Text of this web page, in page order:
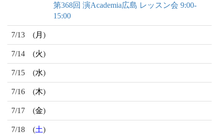
第368回 演Academia広島 レッスン会 9:00-
15:00
7/13 (月 )
7/14 (火)
7/15 (水)
7/16 (木)
7/17 (金)
7/18 (土)